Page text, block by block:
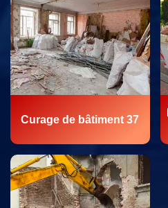
Curage de bâtiment 37